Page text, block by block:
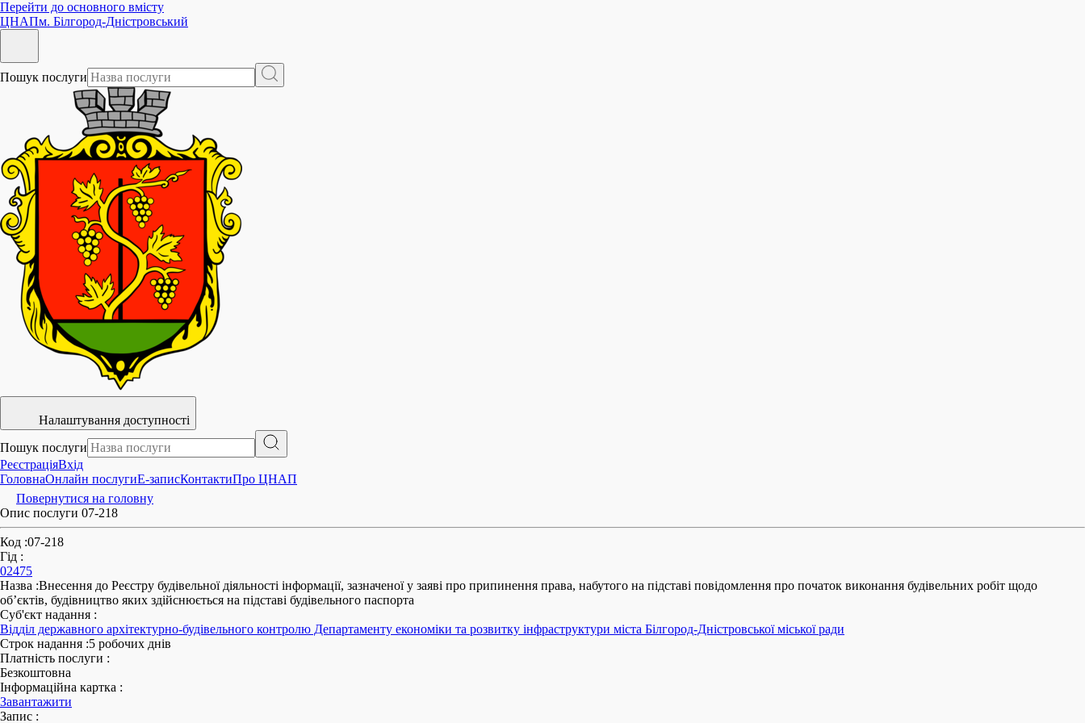
Перейти до основного вмісту
ЦНАПм. Білгород-Дністровський
Пошук послуги
Налаштування доступності
Пошук послуги
РеєстраціяВхід
ГоловнаОнлайн послугиE-записКонтактиПро ЦНАП
Повернутися на головну
Опис послуги 07-218
Код :07-218
Гід :
02475
Назва :Внесення до Реєстру будівельної діяльності інформації, зазначеної у заяві про припинення права, набутого на підставі повідомлення про початок виконання будівельних робіт щодо
об’єктів, будівництво яких здійснюється на підставі будівельного паспорта
Суб'єкт надання :
Відділ державного архітектурно-будівельного контролю Департаменту економіки та розвитку інфраструктури міста Білгород-Дністровської міської ради
Строк надання :5 робочих днів
Платність послуги :
Безкоштовна
Інформаційна картка :
Завантажити
Запис :